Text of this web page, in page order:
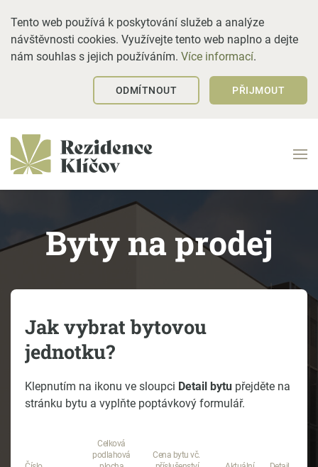
Tento web používá k poskytování služeb a analýze
návštěvnosti cookies. Využívejte tento web naplno a dejte
nám souhlas s jejich používáním. Více informací.
ODMÍTNOUT PŘIJMOUT
Byty na prodej
Jak vybrat bytovou
jednotku?
Klepnutím na ikonu ve sloupci Detail bytu přejděte na
stránku bytu a vyplňte poptávkový formulář.
Celková
podlahová
Cena bytu vč.